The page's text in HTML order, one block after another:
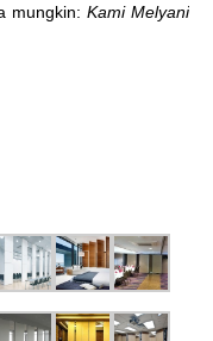
mungkin: Kami Melyani